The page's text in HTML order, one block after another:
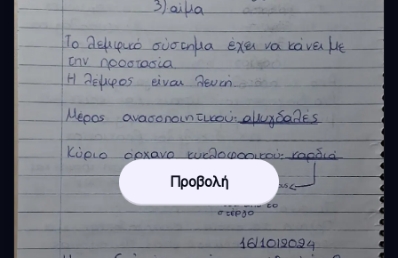
Προβολή